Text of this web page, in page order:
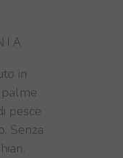
in
pesce
Senza